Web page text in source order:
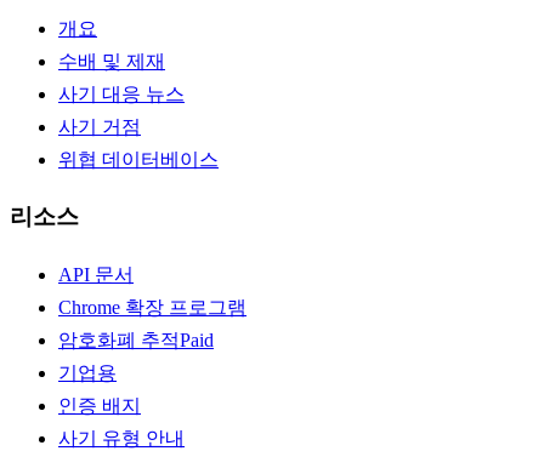
개요
수배 및 제재
사기 대응 뉴스
사기 거점
위협 데이터베이스
리소스
API 문서
Chrome 확장 프로그램
암호화폐 추적Paid
기업용
인증 배지
사기 유형 안내